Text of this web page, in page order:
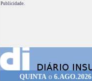
Publicidade.
QUINTA o 6.AGO.2026